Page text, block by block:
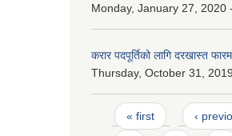
Monday, January 27, 2020
करार पदपूर्तिको लागि दरखास्त
Thursday, October 31,
Pages
« first ‹